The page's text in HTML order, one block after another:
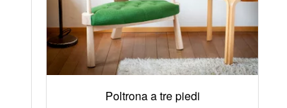
Poltrona a tre piedi